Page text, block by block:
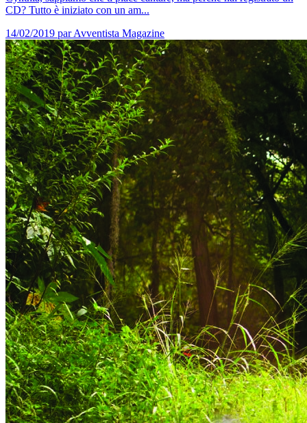
CD? Tutto è iniziato con un am...
14/02/2019 par Avventista Magazine